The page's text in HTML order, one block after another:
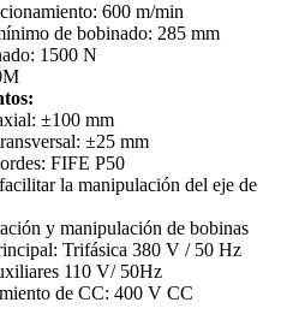
600 m/min
de bobinado: 285 mm
1500 N
±100 mm
±25 mm
FIFE P50
la manipulación del eje de
y manipulación de bobinas
Trifásica 380 V / 50 Hz
110 V/ 50Hz
de CC: 400 V CC